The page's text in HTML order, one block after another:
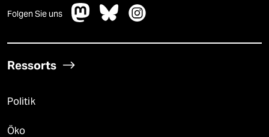
Folgen Sie uns
Ressorts
Politik
Öko